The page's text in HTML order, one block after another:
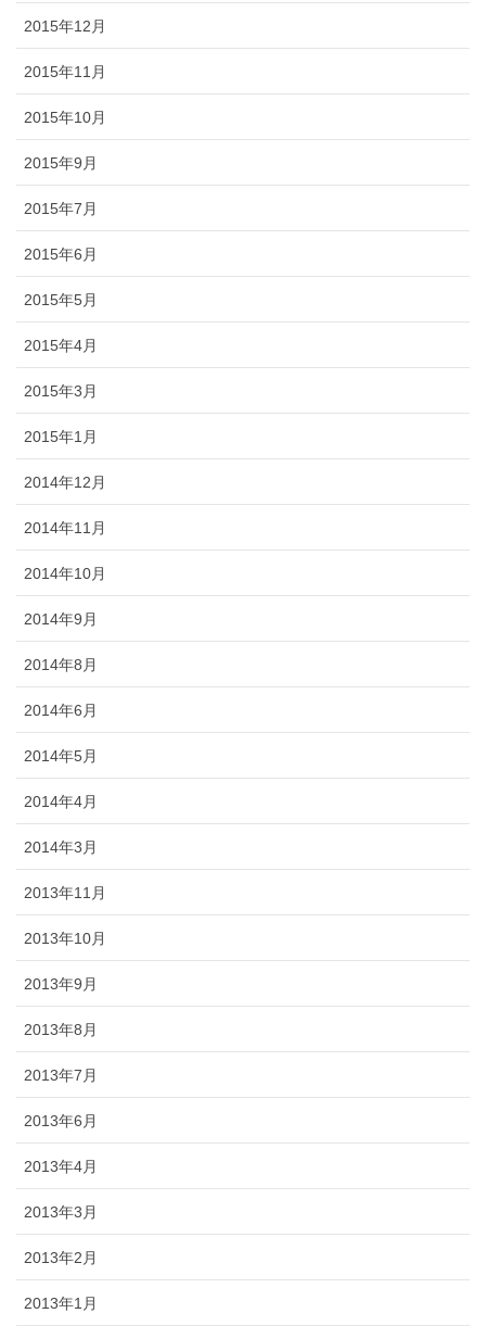
2015年12月
2015年11月
2015年10月
2015年9月
2015年7月
2015年6月
2015年5月
2015年4月
2015年3月
2015年1月
2014年12月
2014年11月
2014年10月
2014年9月
2014年8月
2014年6月
2014年5月
2014年4月
2014年3月
2013年11月
2013年10月
2013年9月
2013年8月
2013年7月
2013年6月
2013年4月
2013年3月
2013年2月
2013年1月